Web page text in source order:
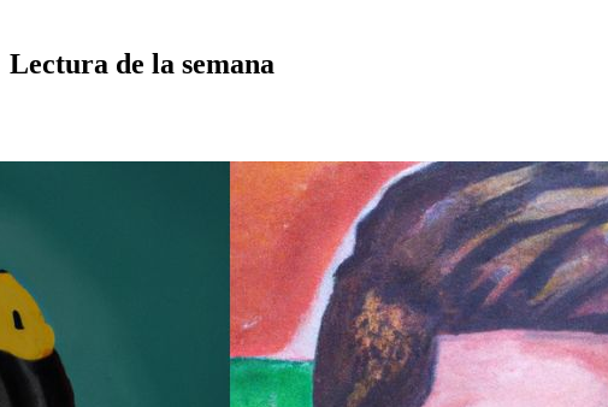
Lectura de la semana